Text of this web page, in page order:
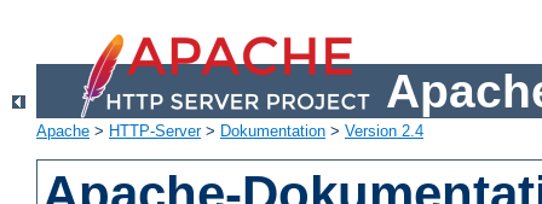
Apache > HTTP-Server> Dokumentation > Version 2.4